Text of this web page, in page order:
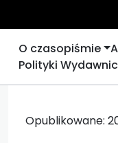
O czasopiśmie
Polityki
Opublikowane: